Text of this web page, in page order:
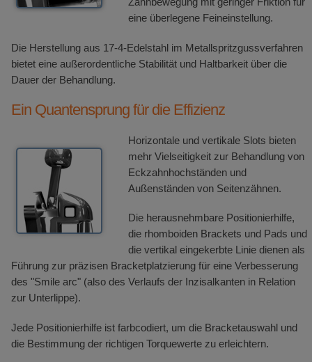
eine überlegene Feineinstellung.
Die Herstellung aus 17-4-Edelstahl im Metallspritzgussverfahren
bietet eine außerordentliche Stabilität und Haltbarkeit über die
Dauer der Behandlung.
Ein Quantensprung für die Effizienz
Horizontale und vertikale Slots bieten
mehr Vielseitigkeit zur Behandlung von
Eckzahnhochständen und
Außenständen von Seitenzähnen.
Die herausnehmbare Positionierhilfe,
die rhomboiden Brackets und Pads und
die vertikal eingekerbte Linie dienen als
Führung zur präzisen Bracketplatzierung für eine Verbesserung
des "Smile arc" (also des Verlaufs der Inzisalkanten in Relation
zur Unterlippe).
Jede Positionierhilfe ist farbcodiert, um die Bracketauswahl und
die Bestimmung der richtigen Torquewerte zu erleichtern.